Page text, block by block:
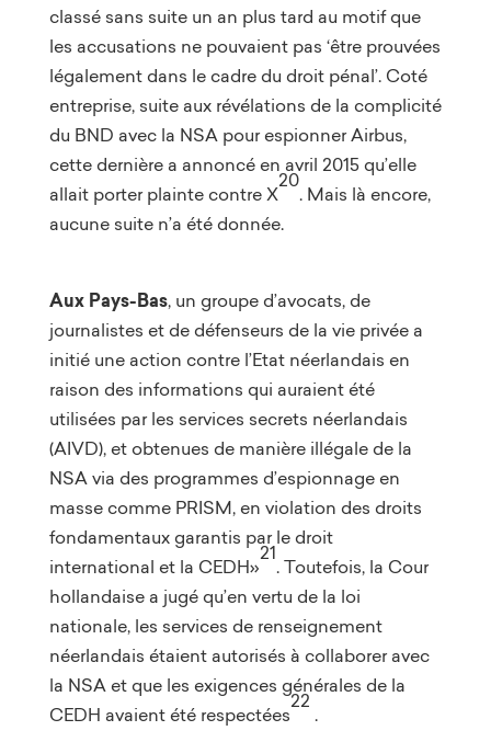
classé sans suite un an plus tard au motif que
les accusations ne pouvaient pas ‘être prouvées
légalement dans le cadre du droit pénal’. Coté
entreprise, suite aux révélations de la complicité
du BND avec la NSA pour espionner Airbus,
cette dernière a annoncé en avril 2015 qu’elle
allait porter plainte contre X
20
. Mais là encore,
aucune suite n’a été donnée.
Aux Pays-Bas, un groupe d’avocats, de
journalistes et de défenseurs de la vie privée a
initié une action contre l’Etat néerlandais en
raison des informations qui auraient été
utilisées par les services secrets néerlandais
(AIVD), et obtenues de manière illégale de la
NSA via des programmes d’espionnage en
masse comme PRISM, en violation des droits
fondamentaux garantis par le droit
international et la CEDH»
21
. Toutefois, la Cour
hollandaise a jugé qu’en vertu de la loi
nationale, les services de renseignement
néerlandais étaient autorisés à collaborer avec
la NSA et que les exigences générales de la
CEDH avaient été respectées
22
.